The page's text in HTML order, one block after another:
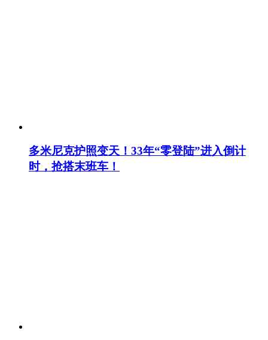
多米尼克护照变天！33年“零登陆”进入倒计
时，抢搭末班车！